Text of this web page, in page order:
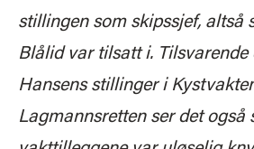
stillingen som skipssjef, altså
Blålid var tilsatt i. Tilsvarende
Hansens stillinger i
Lagmannsretten ser det også